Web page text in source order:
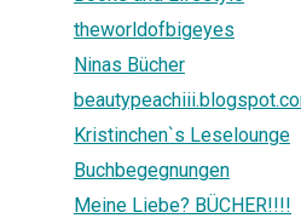
theworldofbigeyes
Ninas Bücher
Kristinchen`s Leselounge
Buchbegegnungen
Meine Liebe? BÜCHER!!!!